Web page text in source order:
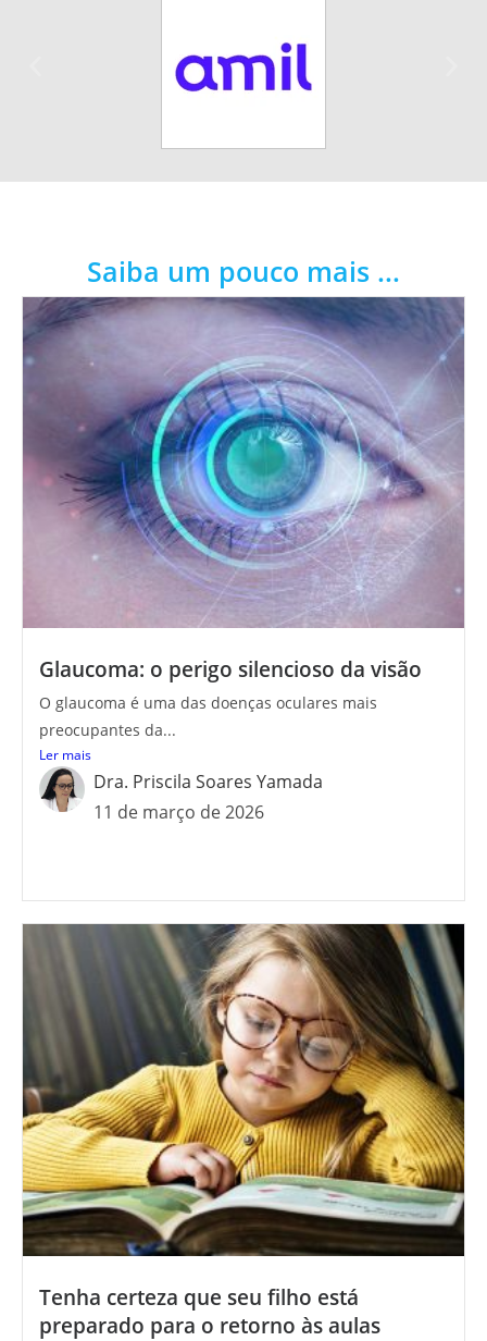
Saiba um pouco mais ...
Glaucoma: o perigo silencioso da visão
O glaucoma é uma das doenças oculares mais
preocupantes da...
Ler mais
Dra. Priscila Soares Yamada
11 de março de 2026
Tenha certeza que seu filho está
preparado para o retorno às aulas